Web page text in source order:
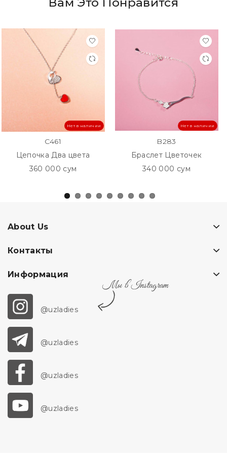
Нет в наличии
C461
Цепочка Два цвета
360 000 сум
Нет в наличии
B283
Браслет Цветочек
340 000 сум
About Us
Контакты
Информация
@uzladies
@uzladies
@uzladies
@uzladies
Мы в Instagram